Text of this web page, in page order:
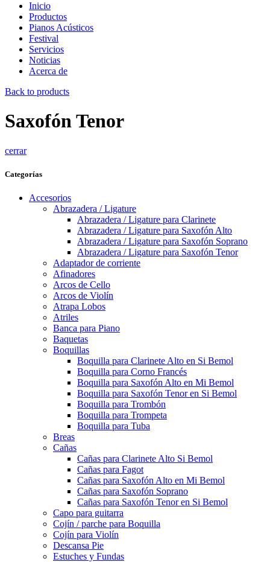
Inicio
Productos
Pianos Acústicos
Festival
Servicios
Noticias
Acerca de
Back to products
Saxofón Tenor
cerrar
Categorías
Accesorios
Abrazadera / Ligature
Abrazadera / Ligature para Clarinete
Abrazadera / Ligature para Saxofón Alto
Abrazadera / Ligature para Saxofón Soprano
Abrazadera / Ligature para Saxofón Tenor
Adaptador de corriente
Afinadores
Arcos de Cello
Arcos de Violín
Atrapa Lobos
Atriles
Banca para Piano
Baquetas
Boquillas
Boquilla para Clarinete Alto en Si Bemol
Boquilla para Corno Francés
Boquilla para Saxofón Alto en Mi Bemol
Boquilla para Saxofón Tenor en Si Bemol
Boquilla para Trombón
Boquilla para Trompeta
Boquilla para Tuba
Breas
Cañas
Cañas para Clarinete Alto Si Bemol
Cañas para Fagot
Cañas para Saxofón Alto en Mi Bemol
Cañas para Saxofón Soprano
Cañas para Saxofón Tenor en Si Bemol
Capo para guitarra
Cojín / parche para Boquilla
Cojín para Violín
Descansa Pie
Estuches y Fundas